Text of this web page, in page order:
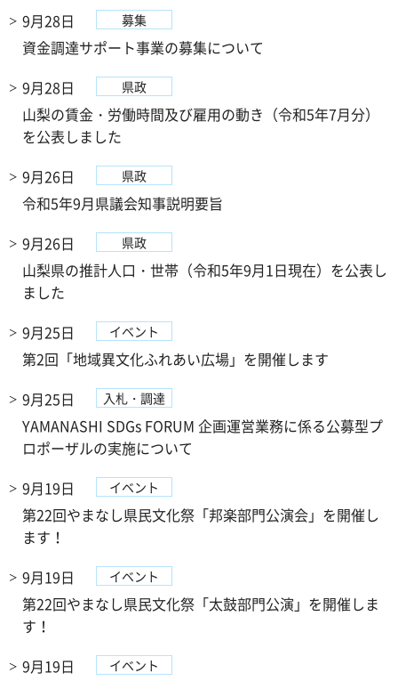
9月28日
募集
資金調達サポート事業の募集について
9月28日
県政
山梨の賃金・労働時間及び雇用の動き（令和5年7月分）
を公表しました
9月26日
県政
令和5年9月県議会知事説明要旨
9月26日
県政
山梨県の推計人口・世帯（令和5年9月1日現在）を公表し
ました
9月25日
イベント
第2回「地域異文化ふれあい広場」を開催します
9月25日
入札・調達
YAMANASHI SDGs FORUM 企画運営業務に係る公募型プ
ロポーザルの実施について
9月19日
イベント
第22回やまなし県民文化祭「邦楽部門公演会」を開催し
ます！
9月19日
イベント
第22回やまなし県民文化祭「太鼓部門公演」を開催しま
す！
9月19日
イベント